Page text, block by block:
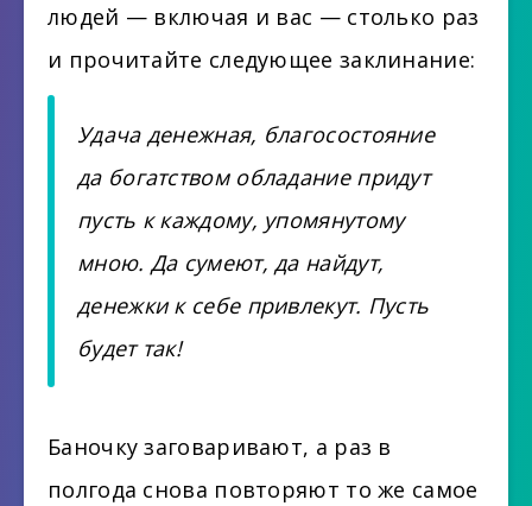
людей — включая и вас — столько раз
и прочитайте следующее заклинание:
Удача денежная, благосостояние
да богатством обладание придут
пусть к каждому, упомянутому
мною. Да сумеют, да найдут,
денежки к себе привлекут. Пусть
будет так!
Баночку заговаривают, а раз в
полгода снова повторяют то же самое